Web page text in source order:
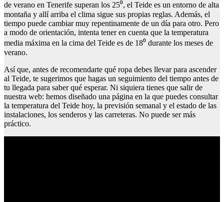
de verano en Tenerife superan los 25⁰, el Teide es un entorno de alta
montaña y allí arriba el clima sigue sus propias reglas. Además, el
tiempo puede cambiar muy repentinamente de un día para otro. Pero
a modo de orientación, intenta tener en cuenta que la temperatura
media máxima en la cima del Teide es de 18⁰ durante los meses de
verano.
Así que, antes de recomendarte qué ropa debes llevar para ascender
al Teide, te sugerimos que hagas un seguimiento del tiempo antes de
tu llegada para saber qué esperar. Ni siquiera tienes que salir de
nuestra web: hemos diseñado una página en la que puedes consultar
la temperatura del Teide hoy, la previsión semanal y el estado de las
instalaciones, los senderos y las carreteras. No puede ser más
práctico.